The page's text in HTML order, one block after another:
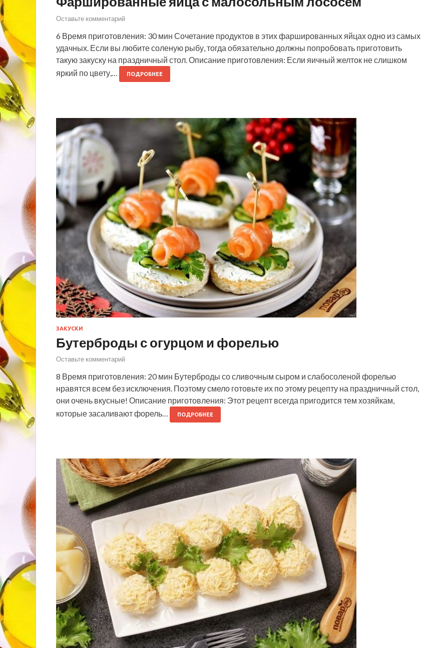
Оставьте комментарий
6 Время приготовления: 30 мин Сочетание продуктов в этих фаршированных яйцах одно из самых
удачных. Если вы любите соленую рыбу, тогда обязательно должны попробовать приготовить
такую закуску на праздничный стол. Описание приготовления: Если яичный желток не слишком
яркий по цвету,…
ПОДРОБНЕЕ
ЗАКУСКИ
Бутерброды с огурцом и форелью
Оставьте комментарий
8 Время приготовления: 20 мин Бутерброды со сливочным сыром и слабосоленой форелью
нравятся всем без исключения. Поэтому смело готовьте их по этому рецепту на праздничный стол,
они очень вкусные! Описание приготовления: Этот рецепт всегда пригодится тем хозяйкам,
которые засаливают форель…
ПОДРОБНЕЕ